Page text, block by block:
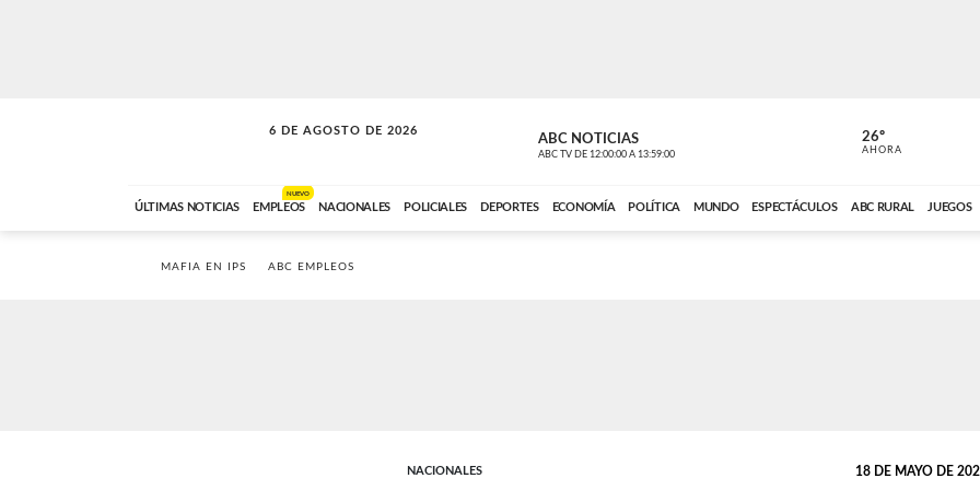
6 DE AGOSTO DE 2026
A DE LA TARDE ABC NOTICIAS
ABC TV DE 12:00:00 A 13:59:00 ABC CARDINAL
26º
AHORA
ÚLTIMAS NOTICIAS EMPLEOS
NUEVO
NACIONALES POLICIALES DEPORTES ECONOMÍA POLÍTICA MUNDO ESPECTÁCULOS ABC RURAL JUEGOS
MAFIA EN IPS ABC EMPLEOS
NACIONALES 18 DE MAYO DE